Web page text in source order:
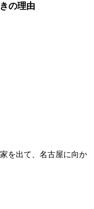
の理由
を出て、名古屋に向か